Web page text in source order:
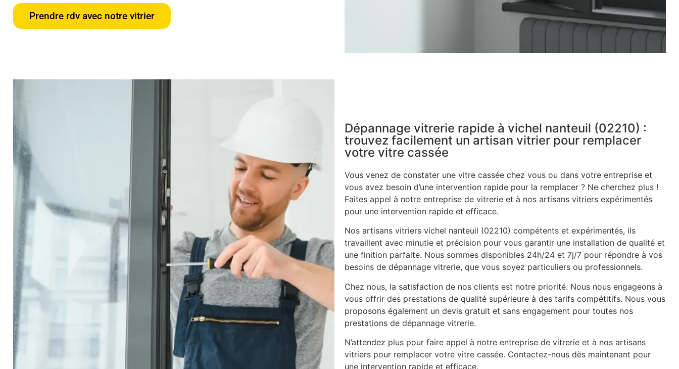
Prendre rdv avec notre vitrier
Dépannage vitrerie rapide à vichel nanteuil (02210) :
trouvez facilement un artisan vitrier pour remplacer
votre vitre cassée
Vous venez de constater une vitre cassée chez vous ou dans votre entreprise et
vous avez besoin d’une intervention rapide pour la remplacer ? Ne cherchez plus !
Faites appel à notre entreprise de vitrerie et à nos artisans vitriers expérimentés
pour une intervention rapide et efficace.
Nos artisans vitriers vichel nanteuil (02210) compétents et expérimentés, ils
travaillent avec minutie et précision pour vous garantir une installation de qualité et
une finition parfaite. Nous sommes disponibles 24h/24 et 7j/7 pour répondre à vos
besoins de dépannage vitrerie, que vous soyez particuliers ou professionnels.
Chez nous, la satisfaction de nos clients est notre priorité. Nous nous engageons à
vous offrir des prestations de qualité supérieure à des tarifs compétitifs. Nous vous
proposons également un devis gratuit et sans engagement pour toutes nos
prestations de dépannage vitrerie.
N’attendez plus pour faire appel à notre entreprise de vitrerie et à nos artisans
vitriers pour remplacer votre vitre cassée. Contactez-nous dès maintenant pour
une intervention rapide et efficace.